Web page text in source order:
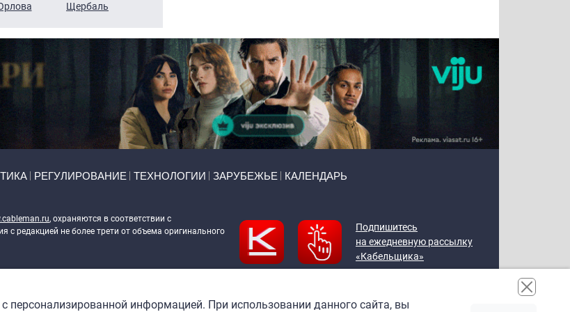
Щербаль
РЕГУЛИРОВАНИЕ ТЕХНОЛОГИИ ЗАРУБЕЖЬЕ КАЛЕНДАРЬ
, охраняются в соответствии с
с редакцией не более трети от объема оригинального
Подпишитесь
на ежедневную рассылку
«Кабельщика»
персонализированной информацией. При использовании данного сайта, вы